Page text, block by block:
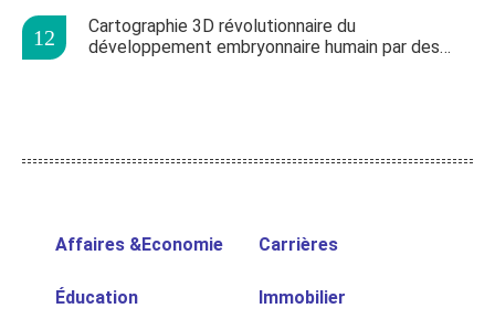
Cartographie 3D révolutionnaire du
développement embryonnaire humain par des
Affaires &Economie Carrières
Éducation Immobilier